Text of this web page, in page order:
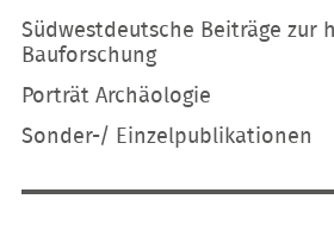
Südwestdeutsche Beiträge zur
Bauforschung
Porträt Archäologie
Sonder-/ Einzelpublikationen